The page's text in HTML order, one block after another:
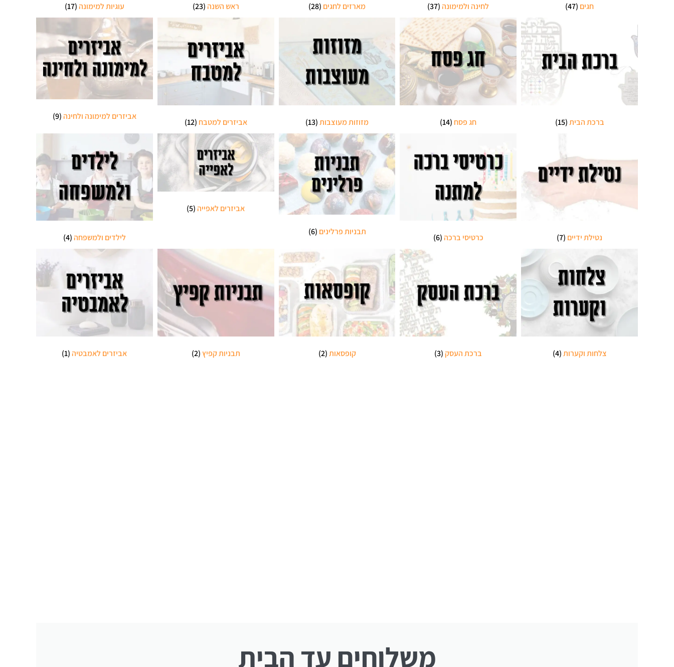
חגים (47) לחינה ולמימונה(37) מארזים לחגים (28) ראש השנה(23) עוגיות למימונה(17)
ברכת הבית(15) חג פסח (14) מזוזות מעוצבות(13) אביזרים למטבח (12)
אביזרים למימונה ולחינה(9)
נטילת ידיים (7) כרטיסי ברכה(6)
תבניות פרלינים (6)
אביזרים לאפייה(5)
לילדים ולמשפחה(4)
צלחות וקערות(4) ברכת העסק(3) קופסאות(2) תבניות קפיץ(2) אביזרים לאמבטיה(1)
משלוחים עד הבית